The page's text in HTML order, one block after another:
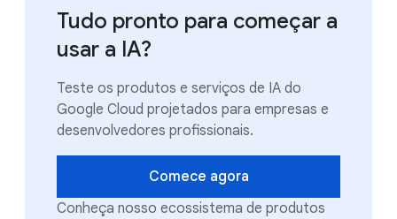
Tudo pronto para começar a
usar a IA?
Teste os produtos e serviços de IA do
Google Cloud projetados para empresas e
desenvolvedores profissionais.
Comece agora
Conheça nosso ecossistema de produtos